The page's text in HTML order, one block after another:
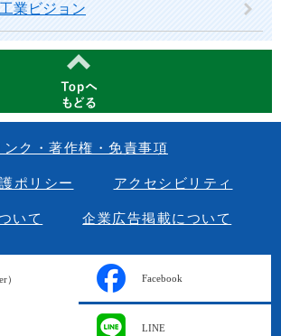
業ビジョン
ンク・著作権・免責事項
ポリシー アクセシビリティ
いて 企業広告掲載について
） Facebook
LINE